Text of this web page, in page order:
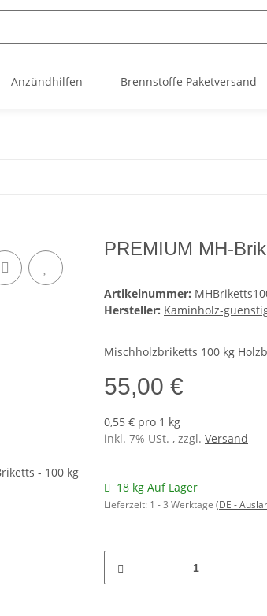
Anzündhilfen Brennstoffe Paketversand
PREMIUM MH-
Artikelnummer:
Hersteller: Kaminholz-
Mischholzbriketts 100 kg
55,00 €
0,55 € pro 1 kg
inkl. 7% USt. , zzgl. Versand
18 kg Auf Lager
Lieferzeit: 1 - 3 Werktage (DE -